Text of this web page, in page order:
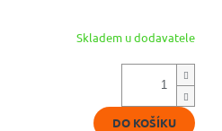
Skladem u dodavatele
DO KOŠÍKU